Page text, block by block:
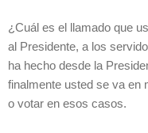
¿Cuál es el llamado que
al Presidente, a los
ha hecho desde la
finalmente usted se va en
o votar en esos casos.